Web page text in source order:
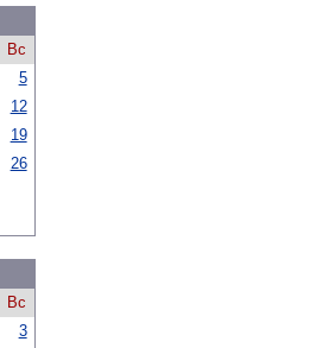
Вс
5
12
19
26
Вс
3